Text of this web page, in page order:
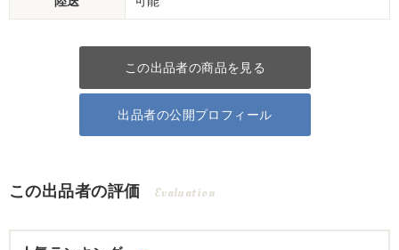
この出品者の商品を見る
出品者の公開プロフィール
この出品者の評価 Evaluation